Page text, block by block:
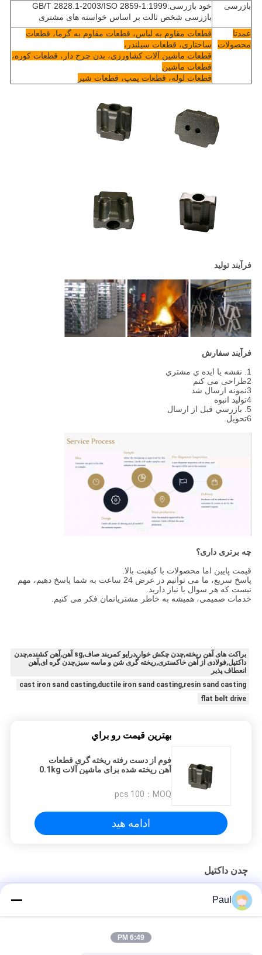
بازرسی
خود بازرسی:GB/T 2828.1-2003/ISO 2859-1:1999
بازرسی شخص ثالث بر اساس خواسته های مشتری
عمدتا
محصولات
قطعات مقاوم به لباس، قطعات مقاوم به گرما، قطعات
ساختاری، قطعات سیلندر،
قطعات ماشین آلات کشاورزی، بدن چرخ دار، قطعات کوره،
قطعات ماشین
قطعات لوله، قطعات پمپ، قطعات شیر
فرآیند تولید
فرآیند سفارش
1. نقشه يا ايده ي مشتري
2طراحی می کنم
3نمونه ارسال شد
4تولید انبوه
5. بازرسي قبل از ارسال
6تحویل.
چه برتری داری؟
قیمت پایین اما محصولات با کیفیت بالا.
پاسخ سریع، ما می توانیم در عرض 24 ساعت به شما پاسخ دهیم، مهم
نیست که هر سوال یا نیاز دارید.
خدمات صمیمی، همیشه به خاطر مشتریانمان فکر می کنیم.
براکت های آهن ریخته,چدن چکش خوار,درایو کمربند صاف,sg آهن,آهن کشنده,چدن
داکتیل,فولادی از آهن خاکستری,ریخته گری شن و ماسه سبز,چدن گره ای,آهن
انعطاف پذیر
cast iron sand casting,ductile iron sand casting,resin sand casting
flat belt drive
بهترين قيمت رو براي
فوم از دست رفته ریخته گری قطعات
آهن ریخته شده برای ماشین آلات 0.1kg
MOQ：
100 pcs
ادامه هید
چدن داکتیل
محفظه بلبرینگ صندلی ریخته گری چدن داکتیل
شن و ماسه های آهن نرم و ریخته شده خروجی خندق مجاز خروجی
Paul
6:49 PM